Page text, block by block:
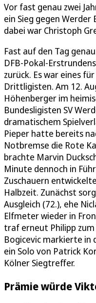
Vor fast genau zwei
ein Sieg gegen
dabei war Christoph
Fast auf den Tag
DFB-Pokal-
zurück. Es war eines
Drittligisten. Am 12.
Höhenberger im
Bundesligisten SV
dramatischem
Pieper hatte bereits
Notbremse die Rote
brachte Marvin
Minute dennoch in
Zuschauern
Halbzeit. Zunächst
Ausgleich (72.), ehe
Elfmeter wieder in
traf erneut Philipp zum
Bogicevic markierte in
ein Solo von Patrick
Kölner Siegtreffer.
Prämie würde